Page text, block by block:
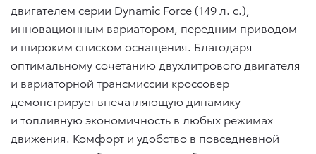
двигателем серии Dynamic Force (149 л. с.),
инновационным вариатором, передним приводом
и широким списком оснащения. Благодаря
оптимальному сочетанию двухлитрового двигателя
и вариаторной трансмиссии кроссовер
демонстрирует впечатляющую динамику
и топливную экономичность в любых режимах
движения. Комфорт и удобство в повседневной